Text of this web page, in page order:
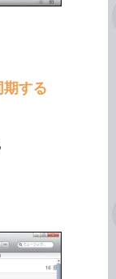
する